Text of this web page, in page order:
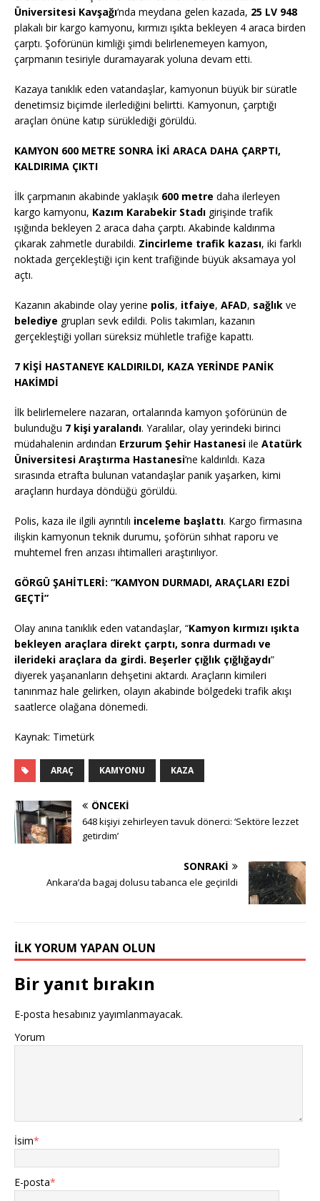
Üniversitesi Kavşağı‘nda meydana gelen kazada, 25 LV 948
plakalı bir kargo kamyonu, kırmızı ışıkta bekleyen 4 araca birden
çarptı. Şoförünün kimliği şimdi belirlenemeyen kamyon,
çarpmanın tesiriyle duramayarak yoluna devam etti.
Kazaya tanıklık eden vatandaşlar, kamyonun büyük bir süratle
denetimsiz biçimde ilerlediğini belirtti. Kamyonun, çarptığı
araçları önüne katıp sürüklediği görüldü.
KAMYON 600 METRE SONRA İKİ ARACA DAHA ÇARPTI,
KALDIRIMA ÇIKTI
İlk çarpmanın akabinde yaklaşık 600 metre daha ilerleyen
kargo kamyonu, Kazım Karabekir Stadı girişinde trafik
ışığında bekleyen 2 araca daha çarptı. Akabinde kaldırıma
çıkarak zahmetle durabildi. Zincirleme trafik kazası, iki farklı
noktada gerçekleştiği için kent trafiğinde büyük aksamaya yol
açtı.
Kazanın akabinde olay yerine polis, itfaiye, AFAD, sağlık ve
belediye grupları sevk edildi. Polis takımları, kazanın
gerçekleştiği yolları süreksiz mühletle trafiğe kapattı.
7 KİŞİ HASTANEYE KALDIRILDI, KAZA YERİNDE PANİK
HAKİMDİ
İlk belirlemelere nazaran, ortalarında kamyon şoförünün de
bulunduğu 7 kişi yaralandı. Yaralılar, olay yerindeki birinci
müdahalenin ardından Erzurum Şehir Hastanesi ile Atatürk
Üniversitesi Araştırma Hastanesi‘ne kaldırıldı. Kaza
sırasında etrafta bulunan vatandaşlar panik yaşarken, kimi
araçların hurdaya döndüğü görüldü.
Polis, kaza ile ilgili ayrıntılı inceleme başlattı. Kargo firmasına
ilişkin kamyonun teknik durumu, şoförün sıhhat raporu ve
muhtemel fren arızası ihtimalleri araştırılıyor.
GÖRGÜ ŞAHİTLERİ: “KAMYON DURMADI, ARAÇLARI EZDİ
GEÇTİ”
Olay anına tanıklık eden vatandaşlar, “Kamyon kırmızı ışıkta
bekleyen araçlara direkt çarptı, sonra durmadı ve
ilerideki araçlara da girdi. Beşerler çığlık çığlığaydı”
diyerek yaşananların dehşetini aktardı. Araçların kimileri
tanınmaz hale gelirken, olayın akabinde bölgedeki trafik akışı
saatlerce olağana dönemedi.
Kaynak: Timetürk
ARAÇ KAMYONU KAZA
ÖNCEKI
648 kişiyi zehirleyen tavuk dönerci: ‘Sektöre lezzet
getirdim’
SONRAKI
Ankara’da bagaj dolusu tabanca ele geçirildi
İLK YORUM YAPAN OLUN
Bir yanıt bırakın
E-posta hesabınız yayımlanmayacak.
Yorum
İsim*
E-posta*